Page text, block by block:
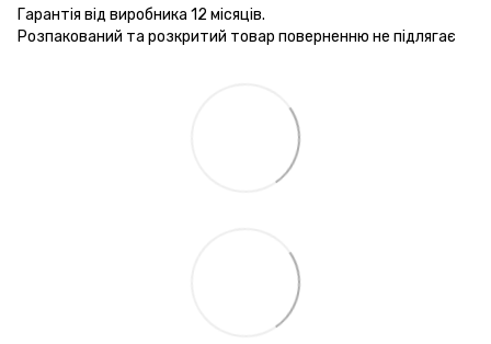
Гарантія від виробника 12 місяців.
Розпакований та розкритий товар поверненню не підлягає